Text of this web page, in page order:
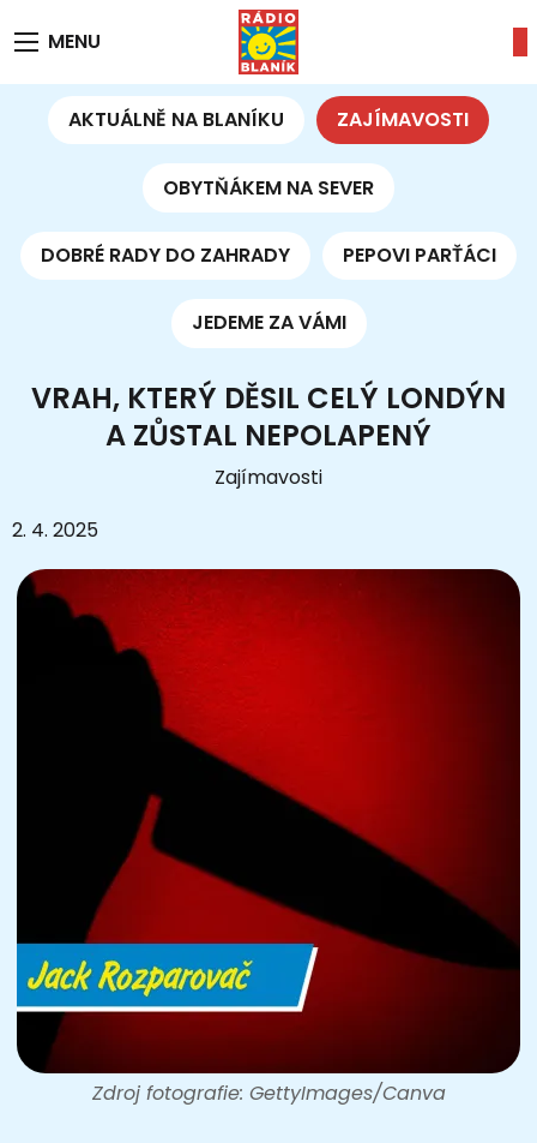
MENU
AKTUÁLNĚ NA BLANÍKU ZAJÍMAVOSTI
OBYTŇÁKEM NA SEVER
DOBRÉ RADY DO ZAHRADY PEPOVI PARŤÁCI
JEDEME ZA VÁMI
VRAH, KTERÝ DĚSIL CELÝ LONDÝN
A ZŮSTAL NEPOLAPENÝ
Zajímavosti
2. 4. 2025
Zdroj fotografie: GettyImages/Canva